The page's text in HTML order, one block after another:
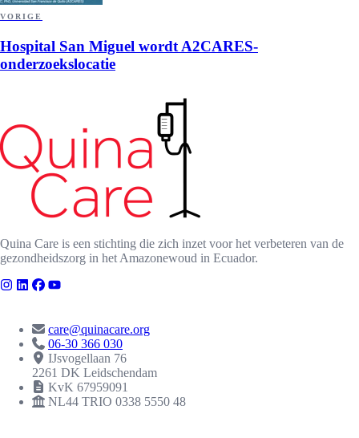
VORIGE
Hospital San Miguel wordt A2CARES-
onderzoekslocatie
Quina Care is een stichting die zich inzet voor het verbeteren van de
gezondheidszorg in het Amazonewoud in Ecuador.
care@quinacare.org
06-30 366 030
IJsvogellaan 76
2261 DK Leidschendam
KvK 67959091
NL44 TRIO 0338 5550 48